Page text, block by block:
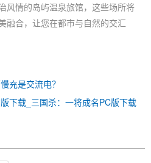
风情的岛屿温泉旅馆，这些场所将
融合，让您在都市与自然的交汇
充是交流电？
下载_三国杀：一将成名PC版下载